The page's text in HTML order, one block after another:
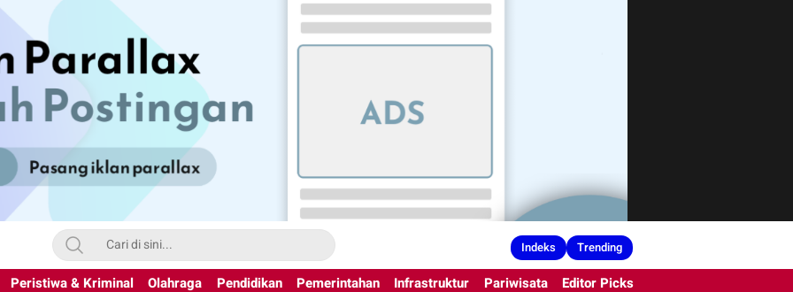
Indeks Trending
Peristiwa & Kriminal Olahraga Pendidikan Pemerintahan Infrastruktur Pariwisata Editor Picks